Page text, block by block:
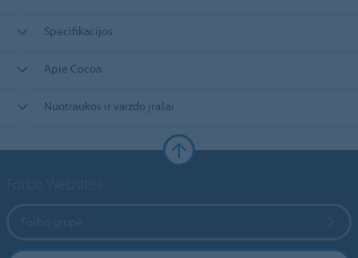
Specifikacijos
Apie Cocoa
Nuotraukos ir vaizdo įrašai